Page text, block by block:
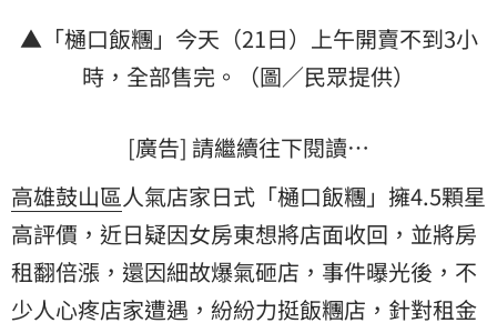
▲「樋口飯糰」今天（21日）上午開賣不到3小
時，全部售完。（圖／民眾提供）
[廣告] 請繼續往下閱讀…
高雄鼓山區人氣店家日式「樋口飯糰」擁4.5顆星
高評價，近日疑因女房東想將店面收回，並將房
租翻倍漲，還因細故爆氣砸店，事件曝光後，不
少人心疼店家遭遇，紛紛力挺飯糰店，針對租金